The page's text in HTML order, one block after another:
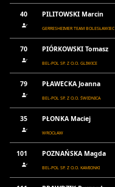
40 PILITOWSKI Marcin
GERRESHEIMER TEAM BOLESŁAWIEC
70 PIÓRKOWSKI Tomasz
BEL-POL SP. Z O.O. GLIWICE
79 PŁAWECKA Joanna
BEL-POL SP. Z O.O. ŚWIDNICA
35 PŁONKA Maciej
WROCŁAW
101 POZNAŃSKA Magda
BEL-POL SP. Z O.O. KAMIONKI